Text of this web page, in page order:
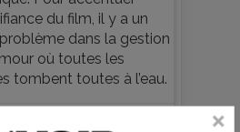
du film, il y a un
dans la gestion
où toutes les
tombent toutes à l’eau.